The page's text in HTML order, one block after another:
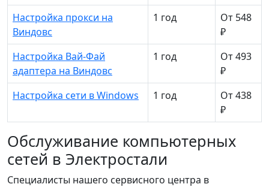
Настройка прокси на
Виндовс
1 год
От 548
₽
Настройка Вай-Фай
адаптера на Виндовс
1 год
От 493
₽
Настройка сети в Windows
1 год
От 438
₽
Обслуживание компьютерных
сетей в Электростали
Специалисты нашего сервисного центра в